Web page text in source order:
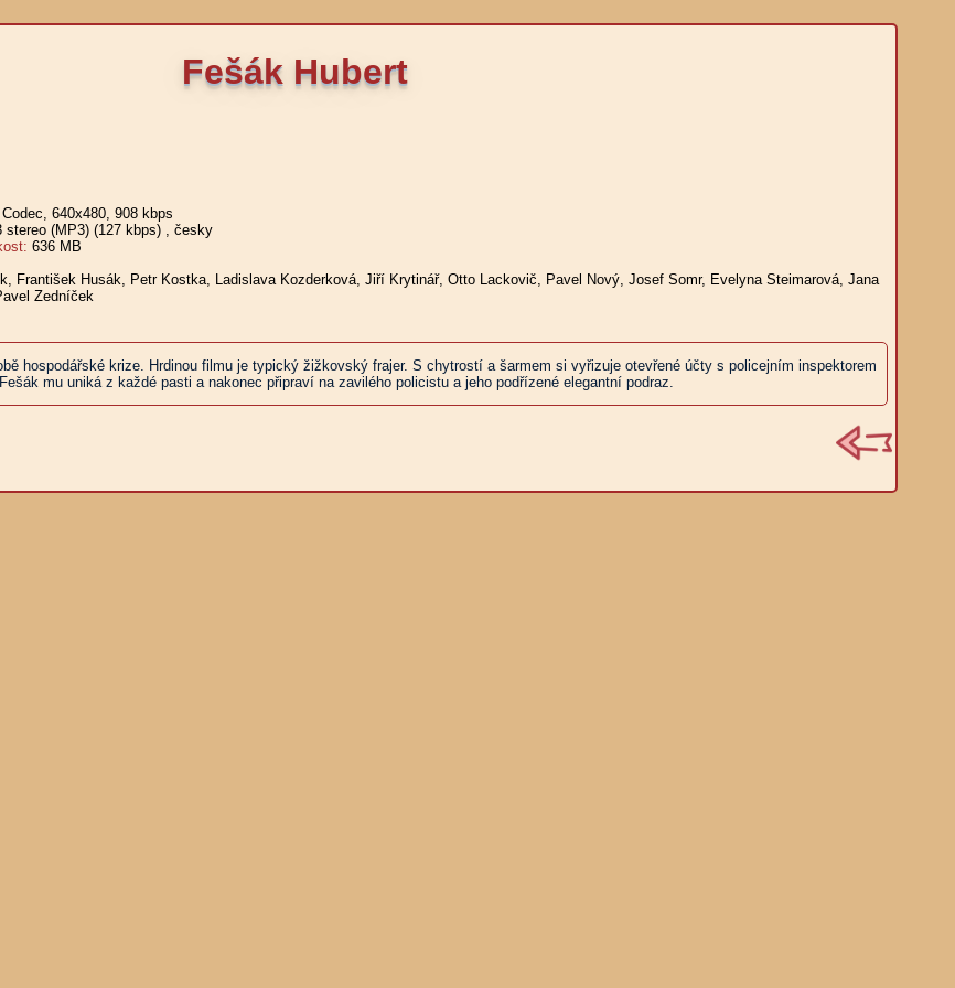
Fešák Hubert
640x480, 908 kbps
stereo (MP3) (127 kbps) , česky
636 MB
František Husák, Petr Kostka, Ladislava Kozderková, Jiří Krytinář, Otto Lackovič, Pavel Nový, Josef Somr, Evelyna Steimarová, Jana
Zedníček
hospodářské krize. Hrdinou filmu je typický žižkovský frajer. S chytrostí a šarmem si vyřizuje otevřené účty s policejním inspektorem
mu uniká z každé pasti a nakonec připraví na zavilého policistu a jeho podřízené elegantní podraz.